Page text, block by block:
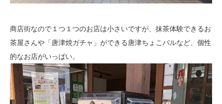
商店街なので１つ１つのお店は小さいですが、抹茶体験できるお
茶屋さんや「唐津焼ガチャ」ができる唐津ちょこバルなど、個性
的なお店がいっぱい。